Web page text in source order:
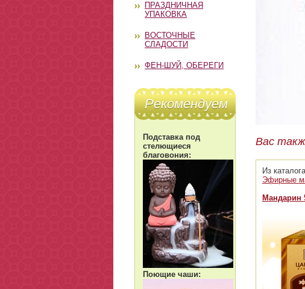
ПРАЗДНИЧНАЯ
УПАКОВКА
ВОСТОЧНЫЕ
СЛАДОСТИ
ФЕН-ШУЙ, ОБЕРЕГИ
Рекомендуем
Подставка под
стелющиеся
благовония:
Поющие чаши:
Вас
Из каталога
Эфирные
Мандарин